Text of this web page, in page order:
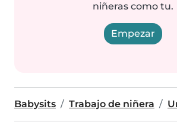
niñeras como tu.
Empezar
Babysits Trabajo de niñera